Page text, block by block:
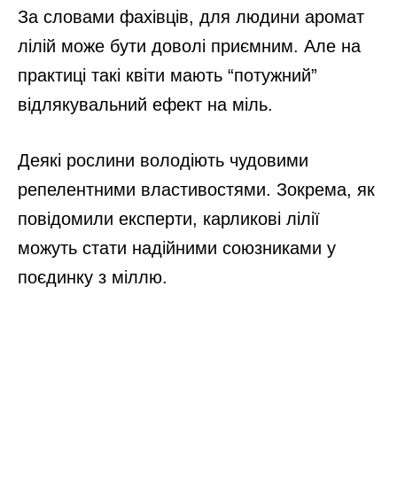
За словами фахівців, для людини аромат
лілій може бути доволі приємним. Але на
практиці такі квіти мають “потужний”
відлякувальний ефект на міль.
Деякі рослини володіють чудовими
репелентними властивостями. Зокрема, як
повідомили експерти, карликові лілії
можуть стати надійними союзниками у
поєдинку з міллю.